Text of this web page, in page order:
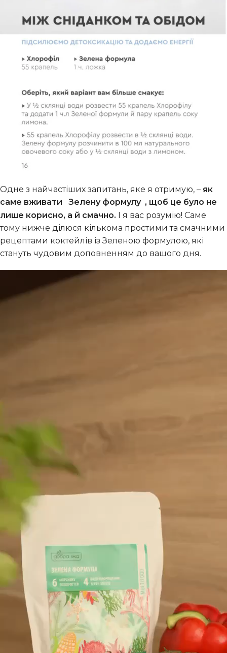
Одне з найчастіших запитань, яке я отримую, – як
саме вживати
Зелену формулу , щоб це було не
лише корисно, а й смачно. І я вас розумію! Саме
тому нижче ділюся кількома простими та смачними
рецептами коктейлів із Зеленою формулою, які
стануть чудовим доповненням до вашого дня.